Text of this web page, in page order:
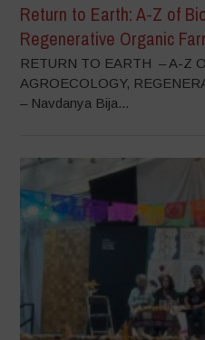
Return to Earth: A-Z of
Regenerative Organic
RETURN TO EARTH – A-Z
AGROECOLOGY,
– Navdanya Bija...